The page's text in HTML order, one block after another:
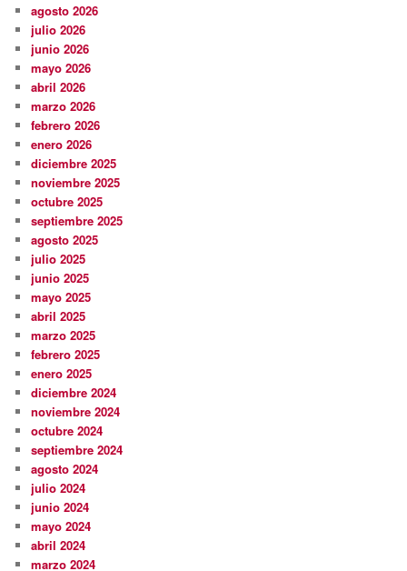
agosto 2026
julio 2026
junio 2026
mayo 2026
abril 2026
marzo 2026
febrero 2026
enero 2026
diciembre 2025
noviembre 2025
octubre 2025
septiembre 2025
agosto 2025
julio 2025
junio 2025
mayo 2025
abril 2025
marzo 2025
febrero 2025
enero 2025
diciembre 2024
noviembre 2024
octubre 2024
septiembre 2024
agosto 2024
julio 2024
junio 2024
mayo 2024
abril 2024
marzo 2024